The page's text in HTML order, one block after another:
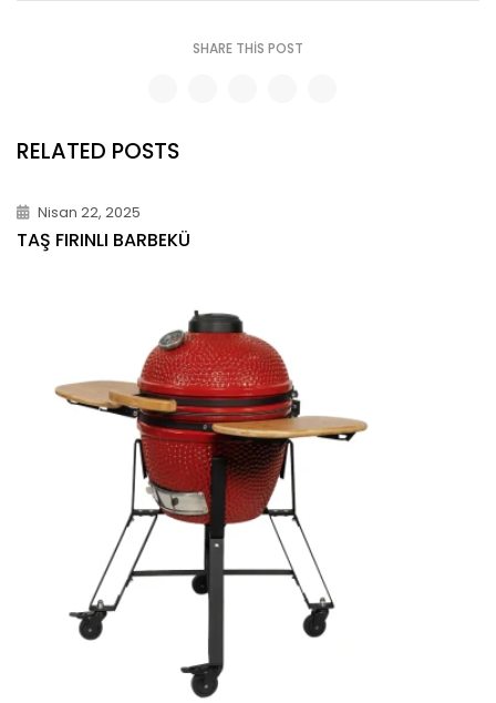
SHARE THIS POST
RELATED POSTS
Nisan 22, 2025
TAŞ FIRINLI BARBEKÜ